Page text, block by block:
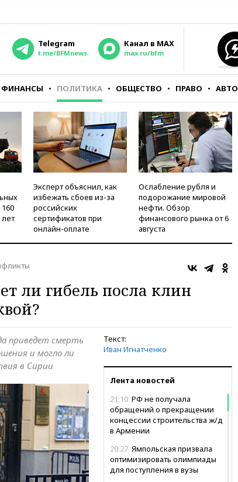
Telegram
t.me/BFMnews
Канал в MAX
max.ru/bfm
ФИНАНСЫ ПОЛИТИКА ОБЩЕСТВО ПРАВО АВТО
Эксперт объяснил, как
избежать сбоев из-за
российских
сертификатов при
онлайн-оплате
Ослабление рубля и
подорожание мировой
нефти. Обзор
финансового рынка от 6
августа
ли гибель посла клин
Текст:
Иван Игнатченко
Лента новостей
21:10 РФ не получала
обращений о прекращении
концессии строительства ж/д
в Армении
20:27 Ямпольская призвала
оптимизировать олимпиады
для поступления в вузы
приведет смерть
и могло ли
в Сирии